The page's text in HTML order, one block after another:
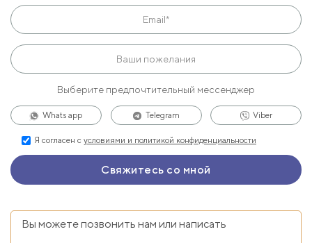
Выберите предпочтительный мессенджер
Whats app Telegram Viber
Я согласен с условиями и политикой конфиденциальности
Вы можете позвонить нам или написать